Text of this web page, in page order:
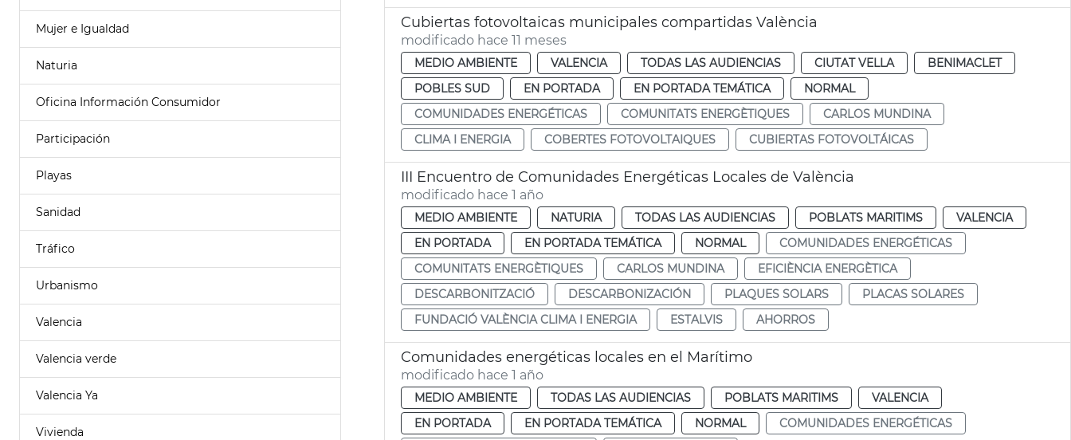
Mujer e Igualdad
Naturia
Oficina Información Consumidor
Participación
Playas
Sanidad
Tráfico
Urbanismo
Valencia
Valencia verde
Valencia Ya
Vivienda
Cubiertas fotovoltaicas municipales compartidas València
modificado hace 11 meses
MEDIO AMBIENTE VALENCIA TODAS LAS AUDIENCIAS CIUTAT VELLA
BENIMACLET
POBLES SUD
EN PORTADA EN PORTADA TEMÁTICA
NORMAL
COMUNIDADES ENERGÉTICAS
COMUNITATS ENERGÈTIQUES
CARLOS MUNDINA
CLIMA I ENERGIA
COBERTES FOTOVOLTAIQUES CUBIERTAS FOTOVOLTÁICAS
III Encuentro de Comunidades Energéticas Locales de València
modificado hace 1 año
MEDIO AMBIENTE NATURIA TODAS LAS AUDIENCIAS POBLATS MARITIMS
VALENCIA
EN PORTADA
EN PORTADA TEMÁTICA NORMAL
COMUNIDADES ENERGÉTICAS
COMUNITATS ENERGÈTIQUES
CARLOS MUNDINA
EFICIÈNCIA ENERGÈTICA
DESCARBONITZACIÓ
DESCARBONIZACIÓN PLAQUES SOLARS
PLACAS SOLARES
FUNDACIÓ VALÈNCIA CLIMA I ENERGIA
ESTALVIS AHORROS
Comunidades energéticas locales en el Marítimo
modificado hace 1 año
MEDIO AMBIENTE TODAS LAS AUDIENCIAS POBLATS MARITIMS
VALENCIA
EN PORTADA
EN PORTADA TEMÁTICA NORMAL
COMUNIDADES ENERGÉTICAS